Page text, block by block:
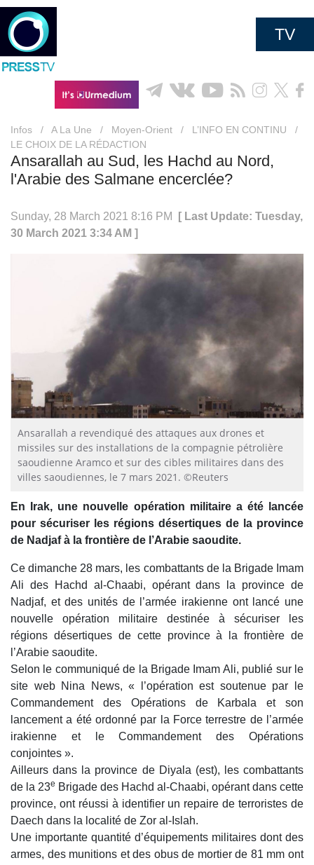
TV
Infos / A La Une / Moyen-Orient / L’INFO EN CONTINU
/
LE CHOIX DE LA RÉDACTION
Ansarallah au Sud, les Hachd au Nord,
l'Arabie des Salmane encerclée?
Sunday, 28 March 2021 8:16 PM
[ Last Update: Tuesday,
30 March 2021 3:34 AM ]
Ansarallah a revendiqué des attaques aux drones et
missiles sur des installations de la compagnie pétrolière
saoudienne Aramco et sur des cibles militaires dans des
villes saoudiennes, le 7 mars 2021. ©Reuters
En Irak, une nouvelle opération militaire a été lancée
pour sécuriser les régions désertiques de la province
de Nadjaf à la frontière de l’Arabie saoudite.
Ce dimanche 28 mars, les combattants de la Brigade Imam
Ali des Hachd al-Chaabi, opérant dans la province de
Nadjaf, et des unités de l’armée irakienne ont lancé une
nouvelle opération militaire destinée à sécuriser les
régions désertiques de cette province à la frontière de
l’Arabie saoudite.
Selon le communiqué de la Brigade Imam Ali, publié sur le
site web Nina News, « l’opération est soutenue par le
Commandement des Opérations de Karbala et son
lancement a été ordonné par la Force terrestre de l’armée
irakienne et le Commandement des Opérations
conjointes ».
Ailleurs dans la province de Diyala (est), les combattants
de la 23e Brigade des Hachd al-Chaabi, opérant dans cette
province, ont réussi à identifier un repaire de terroristes de
Daech dans la localité de Zor al-Islah.
Une importante quantité d’équipements militaires dont des
armes, des munitions et des obus de mortier de 81 mm ont